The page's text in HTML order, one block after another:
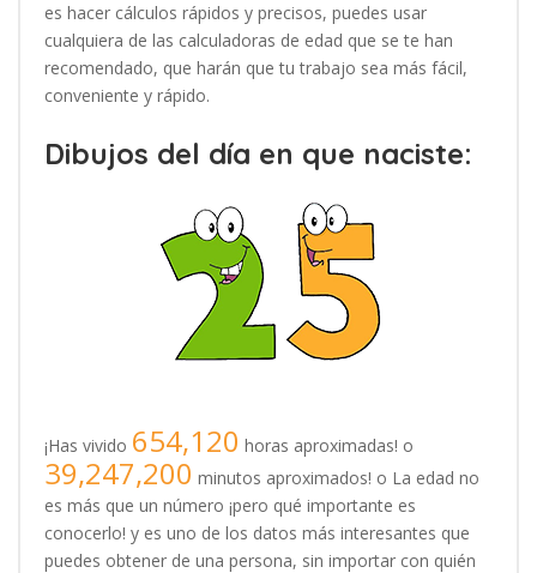
es hacer cálculos rápidos y precisos, puedes usar
cualquiera de las calculadoras de edad que se te han
recomendado, que harán que tu trabajo sea más fácil,
conveniente y rápido.
Dibujos del día en que naciste:
¡Has vivido 654,120 horas aproximadas! o
39,247,200 minutos aproximados! o La edad no
es más que un número ¡pero qué importante es
conocerlo! y es uno de los datos más interesantes que
puedes obtener de una persona, sin importar con quién